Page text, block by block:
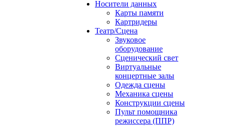
Носители данных
Карты памяти
Картридеры
Театр/Сцена
Звуковое
оборудование
Сценический свет
Виртуальные
концертные залы
Одежда сцены
Механика сцены
Конструкции сцены
Пульт помощника
режиссера (ППР)